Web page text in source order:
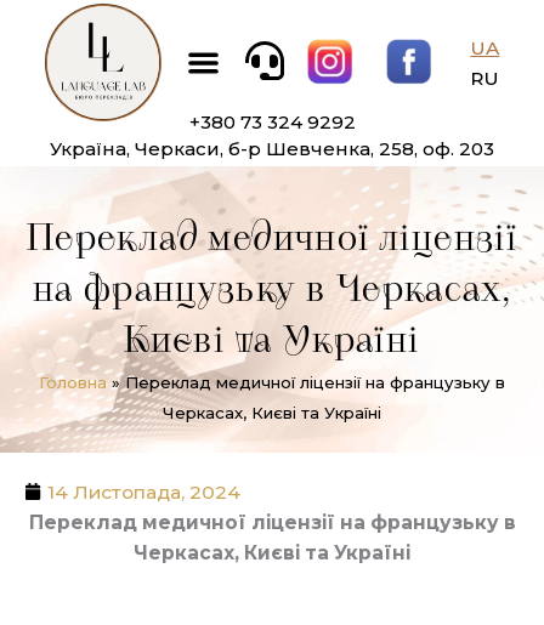
Перейти
вмісту
Меню
UA
RU
+380 73 324 9292
Україна, Черкаси, б-р Шевченка, 258, оф. 203
Переклад медичної ліцензії
на французьку в Черкасах,
Києві та Україні
Головна »Переклад медичної ліцензії на французьку в
Черкасах, Києві та Україні
14 Листопада, 2024
Переклад медичної ліцензії на французьку в
Черкасах, Києві та Україні